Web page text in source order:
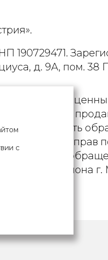
190729471.
д. 9А, пом. 38
и
телефона
рассматривать
о защите прав
по работе с
района г.
с